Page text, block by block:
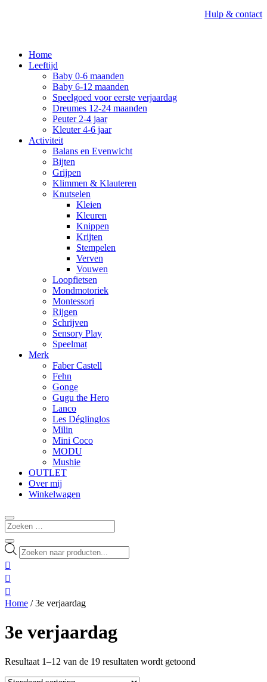
Hulp & contact
Home
Leeftijd
Baby 0-6 maanden
Baby 6-12 maanden
Speelgoed voor eerste verjaardag
Dreumes 12-24 maanden
Peuter 2-4 jaar
Kleuter 4-6 jaar
Activiteit
Balans en Evenwicht
Bijten
Grijpen
Klimmen & Klauteren
Knutselen
Kleien
Kleuren
Knippen
Krijten
Stempelen
Verven
Vouwen
Loopfietsen
Mondmotoriek
Montessori
Rijgen
Schrijven
Sensory Play
Speelmat
Merk
Faber Castell
Fehn
Gonge
Gugu the Hero
Lanco
Les Déglinglos
Milin
Mini Coco
MODU
Mushie
OUTLET
Over mij
Winkelwagen
Producten
zoeken



Home / 3e verjaardag
3e verjaardag
Resultaat 1–12 van de 19 resultaten wordt getoond